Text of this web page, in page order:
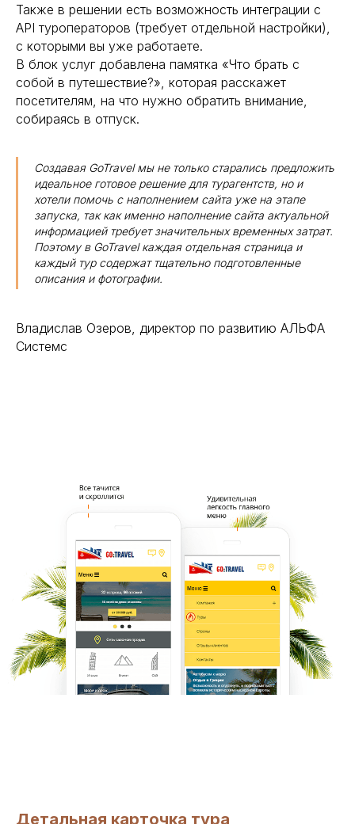
Также в решении есть возможность интеграции с
API туроператоров (требует отдельной настройки),
с которыми вы уже работаете.
В блок услуг добавлена памятка «Что брать с
собой в путешествие?», которая расскажет
посетителям, на что нужно обратить внимание,
собираясь в отпуск.
Создавая GoTravel мы не только старались предложить
идеальное готовое решение для турагентств, но и
хотели помочь с наполнением сайта уже на этапе
запуска, так как именно наполнение сайта актуальной
информацией требует значительных временных затрат.
Поэтому в GoTravel каждая отдельная страница и
каждый тур содержат тщательно подготовленные
описания и фотографии.
Владислав Озеров, директор по развитию АЛЬФА
Системс
Детальная карточка тура